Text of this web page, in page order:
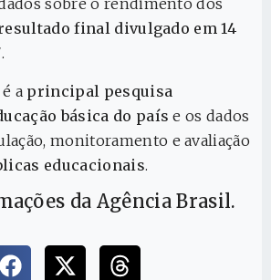
sobre o rendimento dos
final divulgado em 14
.
a principal pesquisa
básica do país e os dados
monitoramento e avaliação
educacionais.
da Agência Brasil.